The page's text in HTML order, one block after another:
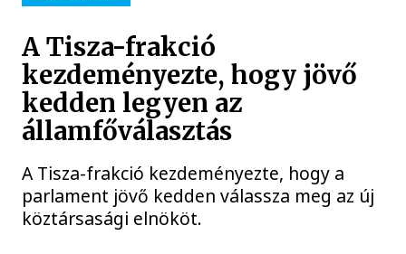
A Tisza-frakció
kezdeményezte, hogy jövő
kedden legyen az
államfőválasztás
A Tisza-frakció kezdeményezte, hogy a
parlament jövő kedden válassza meg az új
köztársasági elnököt.